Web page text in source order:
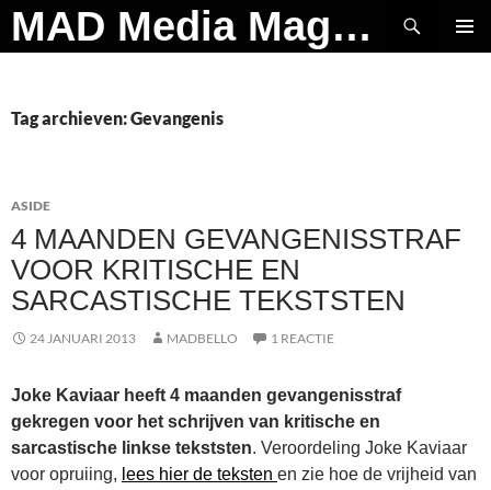
Ga
naar
MAD Media Magazine
Zoeken
Tag archieven: Gevangenis
ASIDE
4 MAANDEN GEVANGENISSTRAF
VOOR KRITISCHE EN
SARCASTISCHE TEKSTSTEN
24 JANUARI 2013 MADBELLO 1 REACTIE
Joke Kaviaar heeft 4 maanden gevangenisstraf
gekregen voor het schrijven van kritische en
sarcastische linkse tekststen. Veroordeling Joke Kaviaar
voor opruiing, lees hier de teksten en zie hoe de vrijheid van